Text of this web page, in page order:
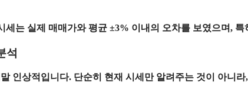
세는 실제 매매가와 평균 ±3% 이내 의 오차를 보였으며,
석
인상적입니다. 단순히 현재 시세만 알려주는 것이 아니라,